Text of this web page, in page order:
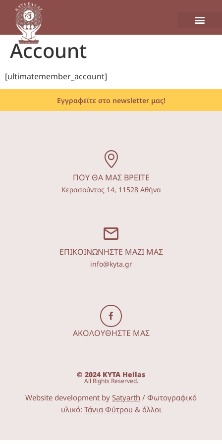
Account
[ultimatemember_account]
Εγγραφείτε στο newsletter μας!
ΠΟΥ ΘΑ ΜΑΣ ΒΡΕΙΤΕ
Κερασούντος 14, 11528 Αθήνα
ΑΚΟΛΟΥΘΗΣΤΕ ΜΑΣ
ΕΠΙΚΟΙΝΩΝΗΣΤΕ ΜΑΖΙ ΜΑΣ
info@kyta.gr
© 2024 KYTA Hellas
All Rights Reserved.
Website development by Satyarth / Φωτογραφικό
υλικό: Τάνια Φύτρου & άλλοι